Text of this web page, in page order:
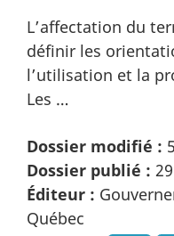
L’affectation du
définir les
l’utilisation et la
Les …
Dossier modifié :
Dossier publié :
Éditeur :
Québec